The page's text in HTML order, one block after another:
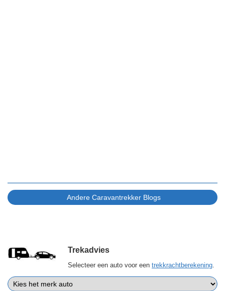
Trekadvies
Selecteer een auto voor een trekkrachtberekening